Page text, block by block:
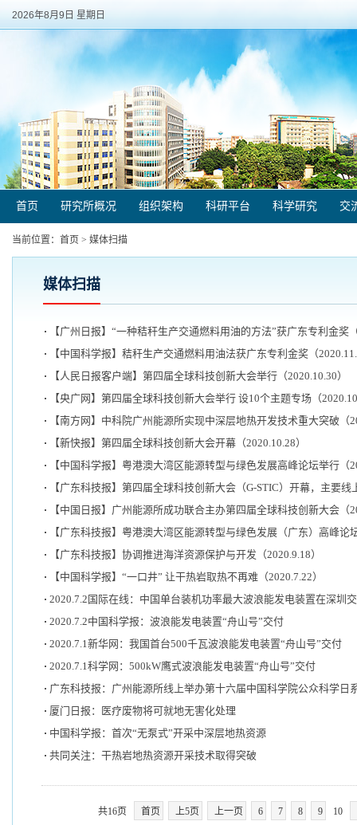
2026年8月9日 星期日
首页 研究所概况 组织架构 科研平台 科学研究 交
当前位置： 首页 > 媒体扫描
媒体扫描
【广州日报】“一种秸秆生产交通燃料用油的方法”获广东专利金奖
【中国科学报】秸秆生产交通燃料用油法获广东专利金奖（
【人民日报客户端】第四届全球科技创新大会举行（2020.10.30）
【央广网】第四届全球科技创新大会举行 设10个主题专场（
【南方网】中科院广州能源所实现中深层地热开发技术重大突破（
【新快报】第四届全球科技创新大会开幕（2020.10.28）
【中国科学报】粤港澳大湾区能源转型与绿色发展高峰论坛举行（
【广东科技报】第四届全球科技创新大会（G-STIC）开幕，主要线
【中国日报】广州能源所成功联合主办第四届全球科技创新大会（
【广东科技报】粤港澳大湾区能源转型与绿色发展（广东）高峰论
【广东科技报】协调推进海洋资源保护与开发（2020.9.18）
【中国科学报】“一口井” 让干热岩取热不再难（2020.7.22）
2020.7.2国际在线：中国单台装机功率最大波浪能发电装置在深圳
2020.7.2中国科学报：波浪能发电装置“舟山号”交付
2020.7.1新华网：我国首台500千瓦波浪能发电装置“舟山号”交付
2020.7.1科学网：500kW鹰式波浪能发电装置“舟山号”交付
广东科技报：广州能源所线上举办第十六届中国科学院公众科学日
厦门日报：医疗废物将可就地无害化处理
中国科学报：首次“无泵式”开采中深层地热资源
共同关注：干热岩地热资源开采技术取得突破
共16页 首页 上5页 上一页 6 7 8 9 10